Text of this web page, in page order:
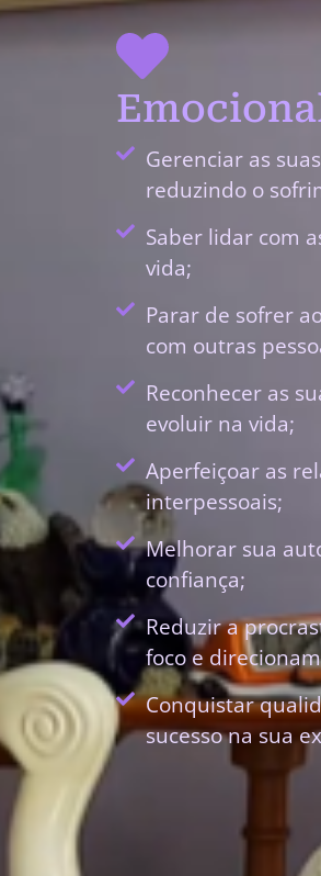
Gerenciar as
reduzindo o
Saber lidar com
vida;
Parar de sofrer
com outras
Reconhecer as
evoluir na vida;
Aperfeiçoar as
interpessoais;
Melhorar sua
confiança;
Reduzir a
foco e
Conquistar
sucesso na sua